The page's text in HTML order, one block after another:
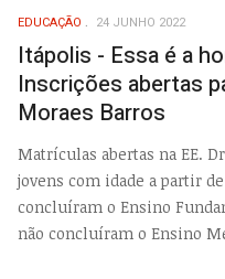
EDUCAÇÃO 24 JUNHO 2022
Itápolis - Essa é a
Inscrições abertas
Moraes Barros
Matrículas abertas na EE.
jovens com idade a partir
concluíram o Ensino
não concluíram o Ensino